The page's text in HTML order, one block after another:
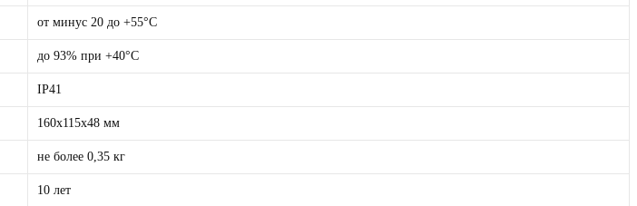
от минус 20 до +55°C
до 93% при +40°C
IР41
160x115x48 мм
не более 0,35 кг
10 лет